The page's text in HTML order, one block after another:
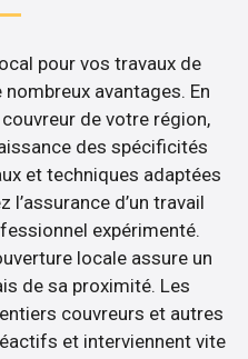
pour vos travaux de
avantages. En
de votre région,
des spécificités
et techniques adaptées
d’un travail
expérimenté.
locale assure un
de sa proximité. Les
couvreurs et autres
et interviennent vite